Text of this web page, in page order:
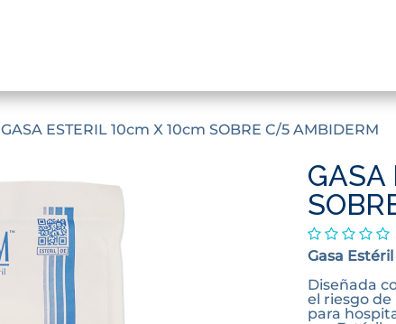
GASA ESTERIL 10cm X 10cm SOBRE C/5 AMBIDERM
GASA
Gasa Estéril
Diseñada
el riesgo de
para